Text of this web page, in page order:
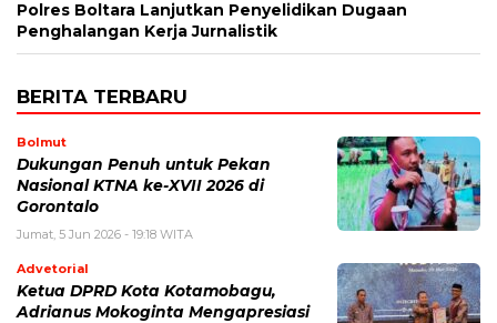
Polres Boltara Lanjutkan Penyelidikan Dugaan
Penghalangan Kerja Jurnalistik
BERITA TERBARU
Bolmut
Dukungan Penuh untuk Pekan
Nasional KTNA ke-XVII 2026 di
Gorontalo
Jumat, 5 Jun 2026 - 19:18 WITA
Advetorial
Ketua DPRD Kota Kotamobagu,
Adrianus Mokoginta Mengapresiasi